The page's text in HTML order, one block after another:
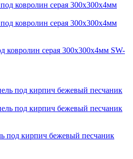
ковролин серая 300х300х4мм SW-
под кирпич бежевый песчаник